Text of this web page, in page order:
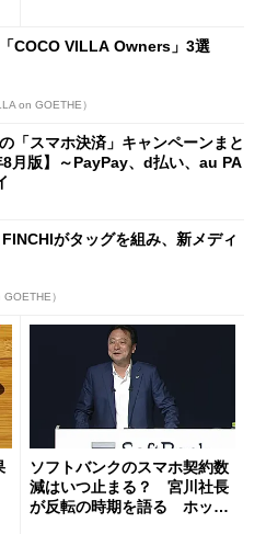
COCO VILLA Owners」3選
on GOETHE）
「スマホ決済」キャンペーンまと
月版】～PayPay、d払い、au PA
がタッグを組み、新メディ
）
ソフトバンクのスマホ契約数
減はいつ止まる？ 宮川社長
が反転の時期を語る ホッピ